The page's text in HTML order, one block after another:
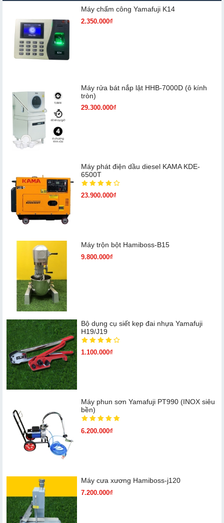
Máy chấm cô​ng Yamafuji K14
2.350.000₫
Máy rửa bát nắp lật HHB-7000D (ô kính
tròn)
29.300.000₫
Máy phát điện dầu diesel KAMA KDE-
6500T
23.900.000₫
Máy trộn bột Hamiboss-B15
9.800.000₫
Bộ dụng cụ siết kẹp đai nhựa Yamafuji
H19/J19
1.100.000₫
Máy phun sơn Yamafuji PT990 (INOX siêu
bền)
6.200.000₫
Máy cưa xương Hamiboss-j120
7.200.000₫